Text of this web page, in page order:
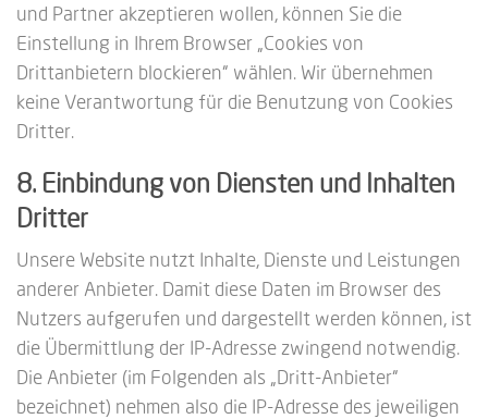
und Partner akzeptieren wollen, können Sie die
Einstellung in Ihrem Browser „Cookies von
Drittanbietern blockieren“ wählen. Wir übernehmen
keine Verantwortung für die Benutzung von Cookies
Dritter.
8. Einbindung von Diensten und Inhalten
Dritter
Unsere Website nutzt Inhalte, Dienste und Leistungen
anderer Anbieter. Damit diese Daten im Browser des
Nutzers aufgerufen und dargestellt werden können, ist
die Übermittlung der IP-Adresse zwingend notwendig.
Die Anbieter (im Folgenden als „Dritt-Anbieter“
bezeichnet) nehmen also die IP-Adresse des jeweiligen